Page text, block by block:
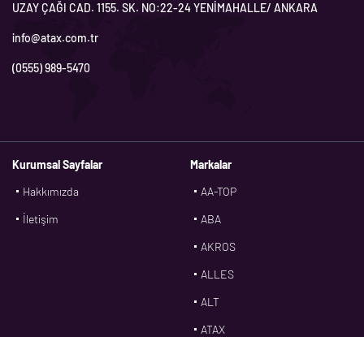
UZAY ÇAĞI CAD. 1155. SK. NO:22-24 YENİMAHALLE/ ANKARA
info@atax.com.tr
(0555) 989-5470
Kurumsal Sayfalar
Hakkımızda
İletişim
Markalar
AA-TOP
ABA
AKROS
ALLES
ALT
ATAX